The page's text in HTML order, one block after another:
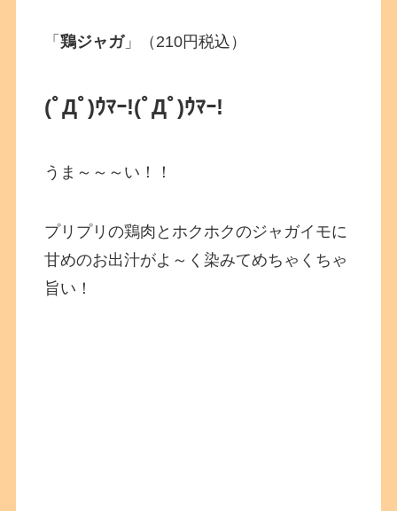
「鶏ジャガ」（210円税込）
(ﾟДﾟ)ｳﾏｰ!(ﾟДﾟ)ｳﾏｰ!
うま～～～い！！
プリプリの鶏肉とホクホクのジャガイモに
甘めのお出汁がよ～く染みてめちゃくちゃ
旨い！